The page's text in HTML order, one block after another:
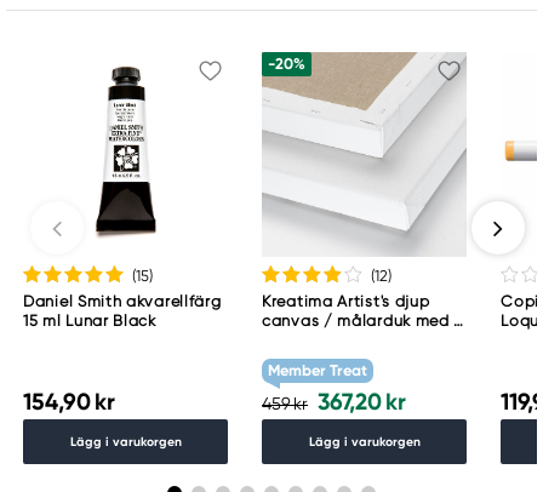
+46 (04) 22 30 70
(15)
Daniel Smith akvarellfärg
15 ml Lunar Black
154,90 kr
Lägg i varukorgen
-20%
(12)
Kreatima Artist's djup
canvas / målarduk med 4
g/m²
Member Treat
459 kr 367,20 kr
Lägg i varukorgen